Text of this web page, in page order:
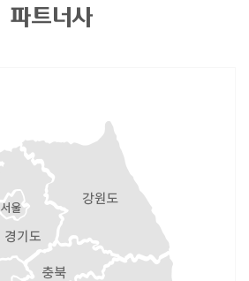
파트너사